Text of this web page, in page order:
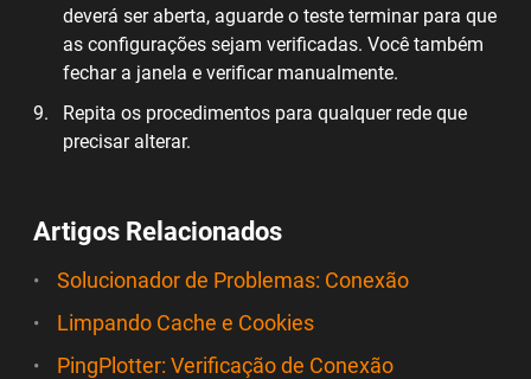
deverá ser aberta, aguarde o teste terminar para que
as configurações sejam verificadas. Você também
fechar a janela e verificar manualmente.
Repita os procedimentos para qualquer rede que
precisar alterar.
Artigos Relacionados
Solucionador de Problemas: Conexão
Limpando Cache e Cookies
PingPlotter: Verificação de Conexão